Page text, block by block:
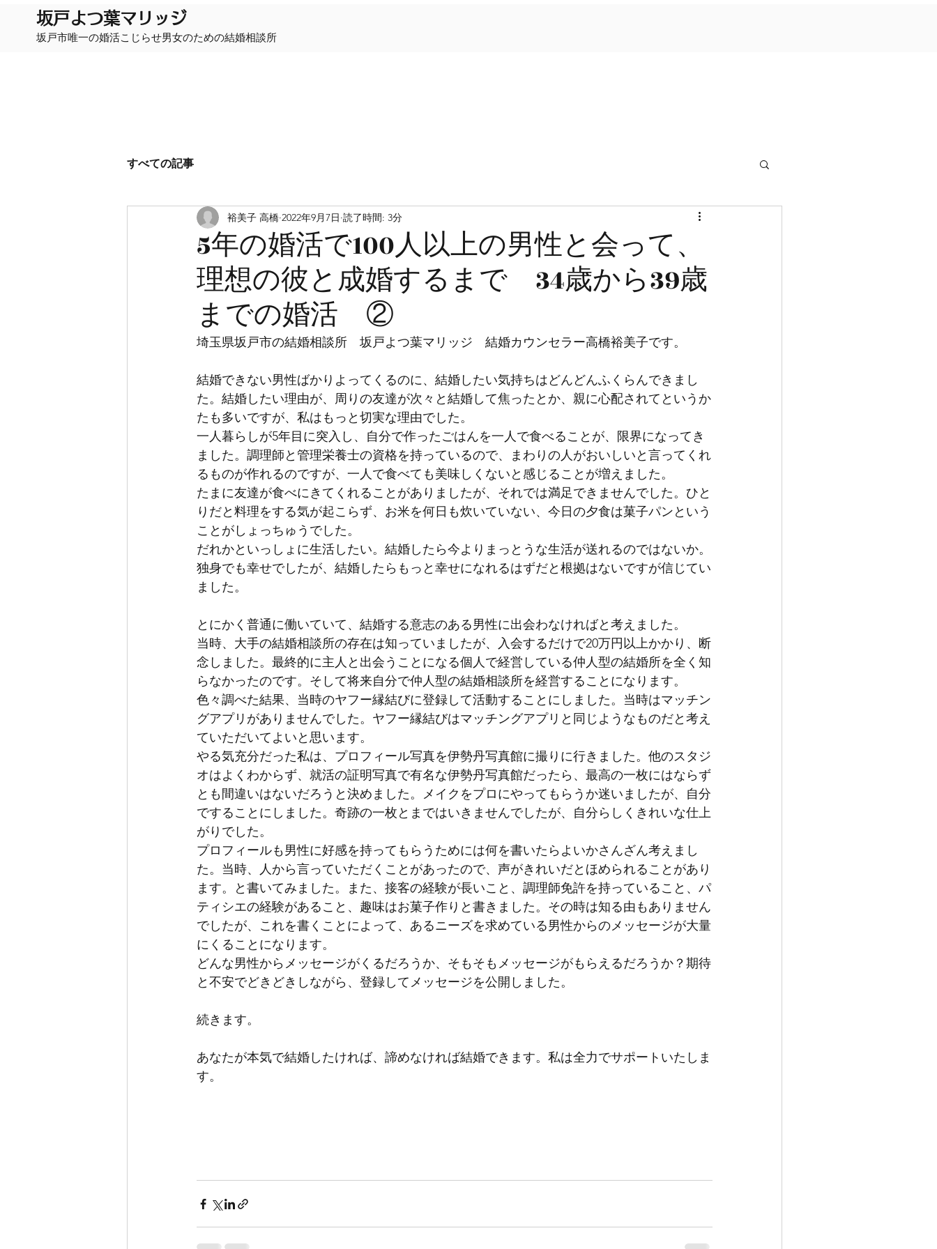
​坂戸よつ葉マリッジ
坂戸市唯一の婚活こじらせ男女のための結婚相談所
すべての記事
5年の婚活で100人以上の男性と会って、
理想の彼と成婚するまで 34歳から39歳
までの婚活 ②
裕美子 高橋 2022年9月7日 読了時間: 3分
埼玉県坂戸市の結婚相談所　坂戸よつ葉マリッジ　結婚カウンセラー高橋裕美子です。
結婚できない男性ばかりよってくるのに、結婚したい気持ちはどんどんふくらんできまし
た。結婚したい理由が、周りの友達が次々と結婚して焦ったとか、親に心配されてというか
たも多いですが、私はもっと切実な理由でした。
一人暮らしが5年目に突入し、自分で作ったごはんを一人で食べることが、限界になってき
ました。調理師と管理栄養士の資格を持っているので、まわりの人がおいしいと言ってくれ
るものが作れるのですが、一人で食べても美味しくないと感じることが増えました。
たまに友達が食べにきてくれることがありましたが、それでは満足できませんでした。ひと
りだと料理をする気が起こらず、お米を何日も炊いていない、今日の夕食は菓子パンという
ことがしょっちゅうでした。
だれかといっしょに生活したい。結婚したら今よりまっとうな生活が送れるのではないか。
独身でも幸せでしたが、結婚したらもっと幸せになれるはずだと根拠はないですが信じてい
ました。
とにかく普通に働いていて、結婚する意志のある男性に出会わなければと考えました。
当時、大手の結婚相談所の存在は知っていましたが、入会するだけで20万円以上かかり、断
念しました。最終的に主人と出会うことになる個人で経営している仲人型の結婚所を全く知
らなかったのです。そして将来自分で仲人型の結婚相談所を経営することになります。
色々調べた結果、当時のヤフー縁結びに登録して活動することにしました。当時はマッチン
グアプリがありませんでした。ヤフー縁結びはマッチングアプリと同じようなものだと考え
ていただいてよいと思います。
やる気充分だった私は、プロフィール写真を伊勢丹写真館に撮りに行きました。他のスタジ
オはよくわからず、就活の証明写真で有名な伊勢丹写真館だったら、最高の一枚にはならず
とも間違いはないだろうと決めました。メイクをプロにやってもらうか迷いましたが、自分
ですることにしました。奇跡の一枚とまではいきませんでしたが、自分らしくきれいな仕上
がりでした。
プロフィールも男性に好感を持ってもらうためには何を書いたらよいかさんざん考えまし
た。当時、人から言っていただくことがあったので、声がきれいだとほめられることがあり
ます。と書いてみました。また、接客の経験が長いこと、調理師免許を持っていること、パ
ティシエの経験があること、趣味はお菓子作りと書きました。その時は知る由もありません
でしたが、これを書くことによって、あるニーズを求めている男性からのメッセージが大量
にくることになります。
どんな男性からメッセージがくるだろうか、そもそもメッセージがもらえるだろうか？期待
と不安でどきどきしながら、登録してメッセージを公開しました。
続きます。
あなたが本気で結婚したければ、諦めなければ結婚できます。私は全力でサポートいたしま
す。